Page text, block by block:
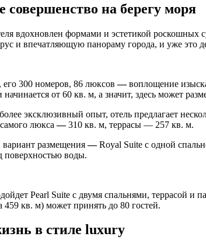
совершенство на берегу моря
вдохновлен формами и эстетикой роскошных
и впечатляющую панораму города, и уже это
его 300 номеров, 86 люксов—воплощение
начинается от 60 кв. м, а значит, здесь может
эксклюзивный опыт, отель предлагает
люкса—310 кв. м, террасы — 257 кв. м.
размещения—Royal Suite с одной
поверхностью воды.
Pearl Suite с двумя спальнями,
459 кв. м) может принять до 80 гостей.
в стиле luxury